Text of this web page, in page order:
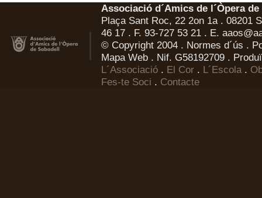
Associació d´Amics de l´Òpera
Plaça Sant Roc, 22 2on 1a . 08201
46 17 . F. 93-727 53 21 . E.
© Copyright 2004 . Normes d´ús .
Mapa Web . Nif. G58192709 .
L´Associació . El Cor . L´Escola.
Fes-te Soci . Contacte